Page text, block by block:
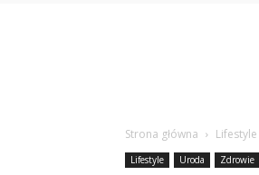
Strona główna Lifestyle
Lifestyle Uroda Zdrowie